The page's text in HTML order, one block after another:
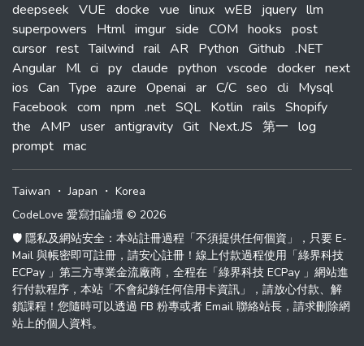
deepseek VUE docke vue linux wEB jquery llm
superpowers
Html imgur side COM hooks post
cursor rest Tailwind rail AR Python Github .NET
Angular Ml ci py claude python vscode docker next
ios Can Type azure Openai ar C/C seo cli
Mysql
Facebook com npm .net SQL Kotlin rails Shopify
the AMP user antigravity Git Next.JS 第一 log
prompt mac
Taiwan ・Japan ・ Korea
CodeLove 愛寫扣論壇 © 2026
🛡️ 隱私及網站安全：本站註冊過程「不須提供任何個資」，只要 E-
Mail 與帳密即可註冊，請安心註冊！線上付款過程使用「綠界科技
ECPay 」第三方專業金流廠商，全程在「綠界科技 ECPay 」網站進
行付款程序，本站「不會紀錄任何信用卡資訊」，請放心付款、解
鎖課程！您隨時可以透過 FB 粉專或者 Email 聯絡站長，請求刪除網
站上的個人資料。